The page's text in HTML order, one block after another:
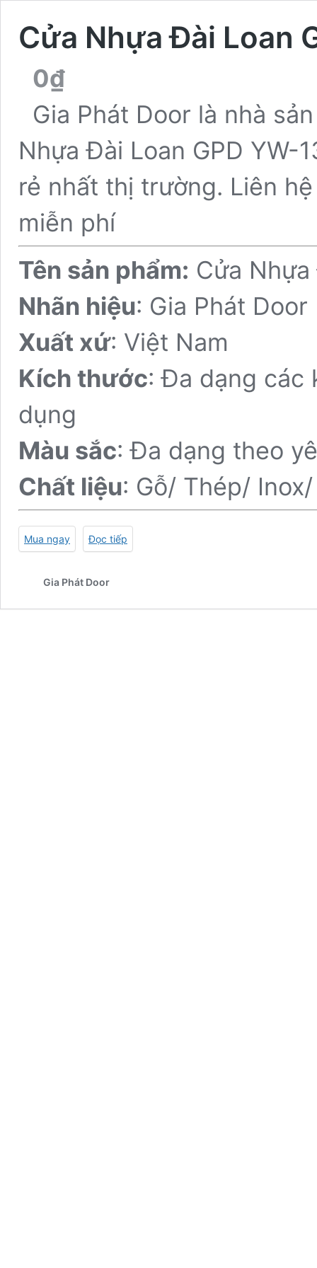
Cửa Nhựa Đài Loan
0₫
Gia Phát Door là nhà
Nhựa Đài Loan GPD YW-
rẻ nhất thị trường. Liên
miễn phí
Tên sản phẩm: Cửa
Nhãn hiệu: Gia Phát Door
Xuất xứ: Việt Nam
Kích thước: Đa dạng các
dụng
Màu sắc: Đa dạng theo
Chất liệu: Gỗ/ Thép/
Mua ngay Đọc tiếp
Gia Phát Door